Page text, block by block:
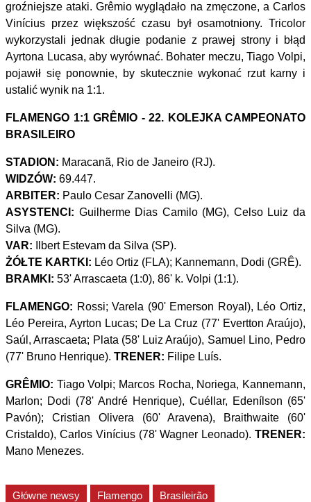
groźniejsze ataki. Grêmio wyglądało na zmęczone, a Carlos
Vinícius przez większość czasu był osamotniony. Tricolor
wykorzystali jednak długie podanie z prawej strony i błąd
Ayrtona Lucasa, aby wyrównać. Bohater meczu, Tiago Volpi,
pojawił się ponownie, by skutecznie wykonać rzut karny i
ustalić wynik na 1:1.
FLAMENGO 1:1 GRÊMIO - 22. KOLEJKA CAMPEONATO
BRASILEIRO
STADION: Maracanã, Rio de Janeiro (RJ).
WIDZÓW: 69.447.
ARBITER: Paulo Cesar Zanovelli (MG).
ASYSTENCI: Guilherme Dias Camilo (MG), Celso Luiz da
Silva (MG).
VAR: Ilbert Estevam da Silva (SP).
ŻÓŁTE KARTKI: Léo Ortiz (FLA); Kannemann, Dodi (GRÊ).
BRAMKI: 53' Arrascaeta (1:0), 86' k. Volpi (1:1).
FLAMENGO: Rossi; Varela (90' Emerson Royal), Léo Ortiz,
Léo Pereira, Ayrton Lucas; De La Cruz (77' Evertton Araújo),
Saúl, Arrascaeta; Plata (58' Luiz Araújo), Samuel Lino, Pedro
(77' Bruno Henrique). TRENER: Filipe Luís.
GRÊMIO: Tiago Volpi; Marcos Rocha, Noriega, Kannemann,
Marlon; Dodi (78' André Henrique), Cuéllar, Edenílson (65'
Pavón); Cristian Olivera (60' Aravena), Braithwaite (60'
Cristaldo), Carlos Vinícius (78' Wagner Leonado). TRENER:
Mano Menezes.
Główne newsy Flamengo Brasileirão